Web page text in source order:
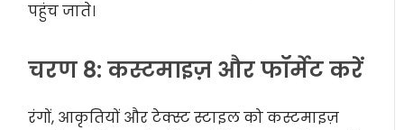
पहुंच जाते।
चरण 8: कस्टमाइज़ और फॉर्मेट करें
रंगों, आकृतियों और टेक्स्ट स्टाइल को कस्टमाइज़